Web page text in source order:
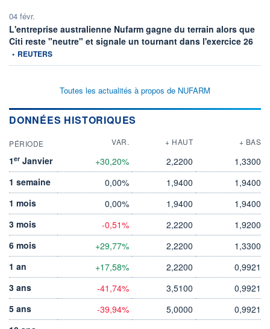
04 févr.
L'entreprise australienne Nufarm gagne du terrain alors que
Citi reste "neutre" et signale un tournant dans l'exercice 26
• REUTERS
Toutes les actualités à propos de NUFARM
DONNÉES HISTORIQUES
PÉRIODE VAR. + HAUT + BAS
1er Janvier +30,20% 2,2200
1,3300
1 semaine
0,00% 1,9400
1,9400
1 mois
0,00% 1,9400
1,9400
3 mois
-0,51% 2,2200
1,9200
6 mois
+29,77% 2,2200
1,3300
1 an
+17,58% 2,2200
0,9921
3 ans
-41,74% 3,5100
0,9921
5 ans
-39,94% 5,0000
0,9921